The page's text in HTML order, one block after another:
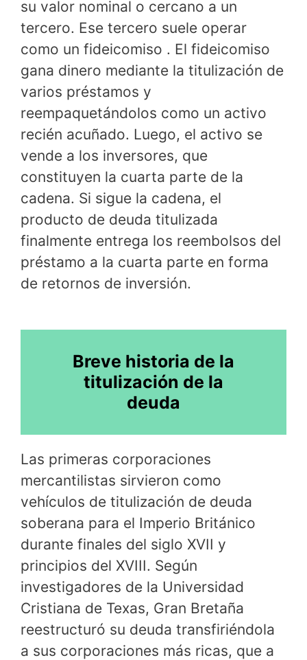
su valor nominal o cercano a un
tercero. Ese tercero suele operar
como un fideicomiso . El fideicomiso
gana dinero mediante la titulización de
varios préstamos y
reempaquetándolos como un activo
recién acuñado. Luego, el activo se
vende a los inversores, que
constituyen la cuarta parte de la
cadena. Si sigue la cadena, el
producto de deuda titulizada
finalmente entrega los reembolsos del
préstamo a la cuarta parte en forma
de retornos de inversión.
Breve historia de la
titulización de la
deuda
Las primeras corporaciones
mercantilistas sirvieron como
vehículos de titulización de deuda
soberana para el Imperio Británico
durante finales del siglo XVII y
principios del XVIII. Según
investigadores de la Universidad
Cristiana de Texas, Gran Bretaña
reestructuró su deuda transfiriéndola
a sus corporaciones más ricas, que a